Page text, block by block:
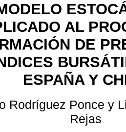
AL
DE
ESPAÑA Y
Rodríguez Ponce y
Rejas